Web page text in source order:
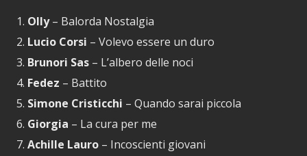
Olly– Balorda Nostalgia
Lucio Corsi – Volevo essere un duro
Brunori Sas – L’albero delle noci
Fedez – Battito
Simone Cristicchi – Quando sarai piccola
Giorgia – La cura per me
Achille Lauro – Incoscienti giovani